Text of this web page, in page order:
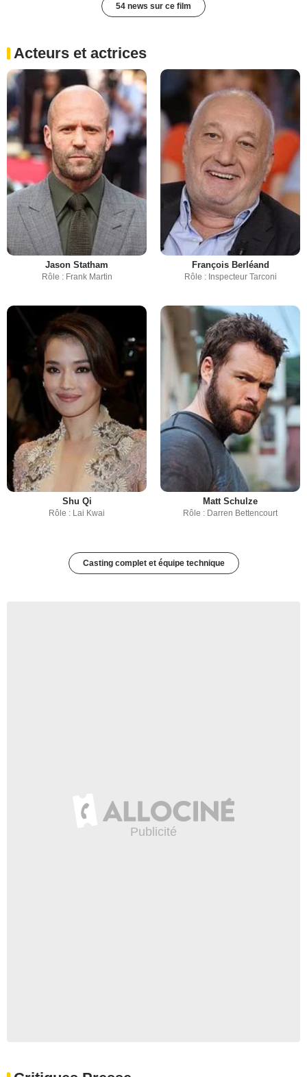
54 news sur ce film
Acteurs et actrices
Jason Statham
Rôle : Frank Martin
François Berléand
Rôle : Inspecteur Tarconi
Shu Qi
Rôle : Lai Kwai
Matt Schulze
Rôle : Darren Bettencourt
Casting complet et équipe technique